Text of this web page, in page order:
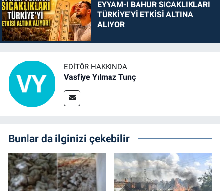
EYYAM-I BAHUR SICAKLIKLARI
TÜRKİYE'Yİ ETKİSİ ALTINA
ALIYOR
EDITÖR HAKKINDA
Vasfiye Yılmaz Tunç
Bunlar da ilginizi çekebilir